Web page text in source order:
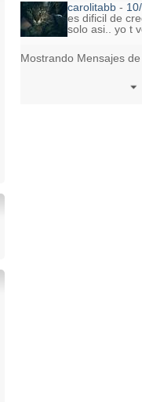
carolitabb -
es dificil de
solo asi.. yo t
Mostrando Mensajes